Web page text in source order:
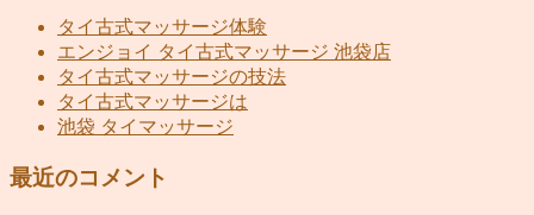
タイ古式マッサージ体験
エンジョイ タイ古式マッサージ 池袋店
タイ古式マッサージの技法
タイ古式マッサージは
池袋 タイマッサージ
最近のコメント